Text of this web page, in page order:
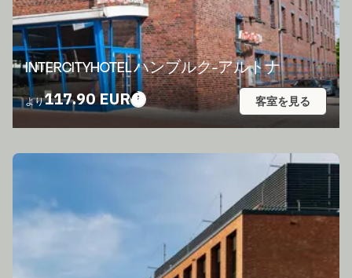
INTERCITYHOTEL ハンブルク-アルトナ
より117.90 EUR 客室を見る